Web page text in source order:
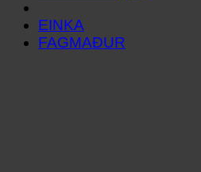
EINKA
FAGMAÐUR